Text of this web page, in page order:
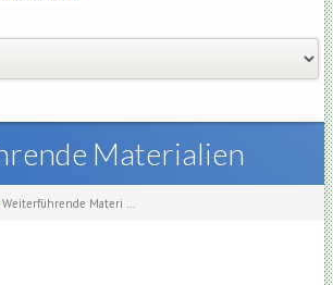
Materialien
Weiterführende Materi ...